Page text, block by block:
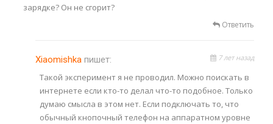
зарядке? Он не сгорит?
Ответить
Xiaomishkaпишет: 7 лет назад
Такой эксперимент я не проводил. Можно поискать в
интернете если кто-то делал что-то подобное. Только
думаю смысла в этом нет. Если подключать то, что
обычный кнопочный телефон на аппаратном уровне